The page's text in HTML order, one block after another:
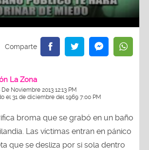
La Zona
Noviembre 2013 12:13 PM
el 31 de diciembre del 1969 7:00 PM
broma que se grabó en un baño
Las víctimas entran en pánico
que se desliza por si sola dentro